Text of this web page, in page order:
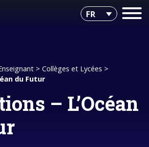
FR
> Collèges et Lycées >
du Futur
– L’Océan